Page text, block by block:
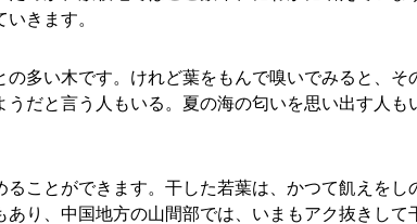
きます。
多い木です。けれど葉をもんで嗅いでみると、そ
だと言う人もいる。夏の海の匂いを思い出す人も
ことができます。干した若葉は、かつて飢えをし
り、中国地方の山間部では、いまもアク抜きして